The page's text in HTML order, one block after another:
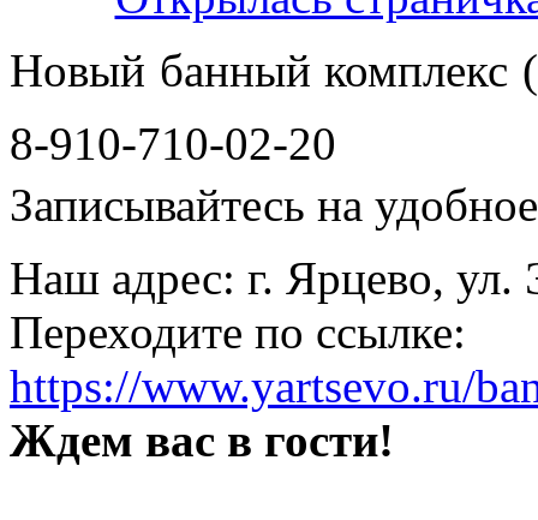
Новый банный комплекс
8-910-710-02-20
Записывайтесь на
Наш адрес: г. Ярцево, ул.
Переходите по ссылке:
https://www.yartsevo.ru/
Ждем вас в гости!